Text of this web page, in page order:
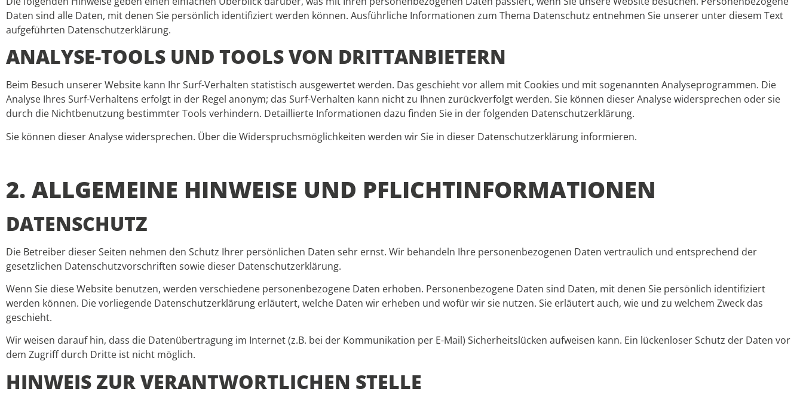
Daten sind alle Daten, mit denen Sie persönlich identifiziert werden können. Ausführliche Informationen zum Thema Datenschutz entnehmen Sie unserer unter diesem Text
aufgeführten Datenschutzerklärung.
ANALYSE-TOOLS UND TOOLS VON DRITTANBIETERN
Beim Besuch unserer Website kann Ihr Surf-Verhalten statistisch ausgewertet werden. Das geschieht vor allem mit Cookies und mit sogenannten Analyseprogrammen. Die
Analyse Ihres Surf-Verhaltens erfolgt in der Regel anonym; das Surf-Verhalten kann nicht zu Ihnen zurückverfolgt werden. Sie können dieser Analyse widersprechen oder sie
durch die Nichtbenutzung bestimmter Tools verhindern. Detaillierte Informationen dazu finden Sie in der folgenden Datenschutzerklärung.
Sie können dieser Analyse widersprechen. Über die Widerspruchsmöglichkeiten werden wir Sie in dieser Datenschutzerklärung informieren.
2. ALLGEMEINE HINWEISE UND PFLICHTINFORMATIONEN
DATENSCHUTZ
Die Betreiber dieser Seiten nehmen den Schutz Ihrer persönlichen Daten sehr ernst. Wir behandeln Ihre personenbezogenen Daten vertraulich und entsprechend der
gesetzlichen Datenschutzvorschriften sowie dieser Datenschutzerklärung.
Wenn Sie diese Website benutzen, werden verschiedene personenbezogene Daten erhoben. Personenbezogene Daten sind Daten, mit denen Sie persönlich identifiziert
werden können. Die vorliegende Datenschutzerklärung erläutert, welche Daten wir erheben und wofür wir sie nutzen. Sie erläutert auch, wie und zu welchem Zweck das
geschieht.
Wir weisen darauf hin, dass die Datenübertragung im Internet (z.B. bei der Kommunikation per E-Mail) Sicherheitslücken aufweisen kann. Ein lückenloser Schutz der Daten vor
dem Zugriff durch Dritte ist nicht möglich.
HINWEIS ZUR VERANTWORTLICHEN STELLE